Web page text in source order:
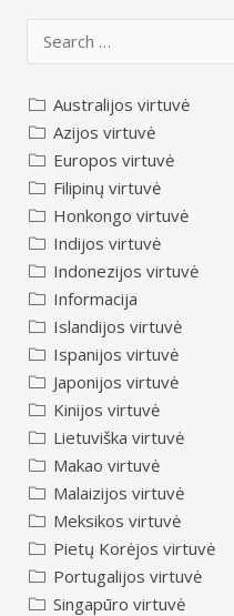
for:
Australijos virtuvė
Azijos virtuvė
Europos virtuvė
Filipinų virtuvė
Honkongo virtuvė
Indijos virtuvė
Indonezijos virtuvė
Informacija
Islandijos virtuvė
Ispanijos virtuvė
Japonijos virtuvė
Kinijos virtuvė
Lietuviška virtuvė
Makao virtuvė
Malaizijos virtuvė
Meksikos virtuvė
Pietų Korėjos virtuvė
Portugalijos virtuvė
Singapūro virtuvė